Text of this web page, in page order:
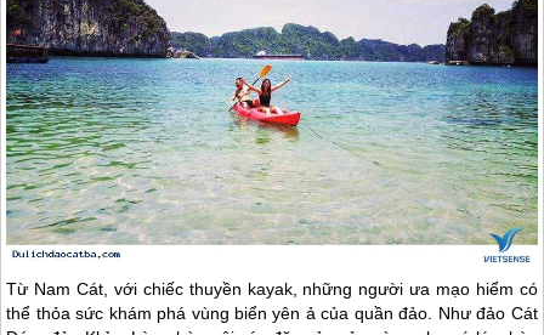
Từ Nam Cát, với chiếc thuyền kayak, những người ưa mạo hiểm có
thể thỏa sức khám phá vùng biển yên ả của quần đảo. Như đảo Cát